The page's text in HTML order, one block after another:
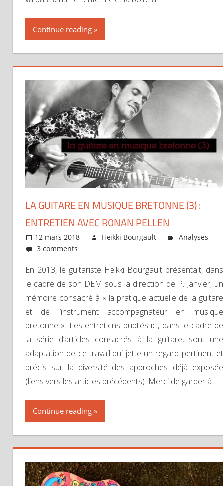
Continue reading
LA GUITARE EN MUSIQUE BRETONNE (3) :
ENTRETIEN AVEC RONAN PELLEN
12 mars 2018 Heikki Bourgault
Analyses
3 comments
En 2013, le guitariste Heikki Bourgault présentait, dans
le cadre de son DEM sous la direction de P. Janvier, un
mémoire consacré à « la pratique actuelle de la guitare
et de l’instrument accompagnateur en musique
bretonne ». Les entretiens publiés ici, dans le cadre de
la série d’articles consacrés à la guitare, sont une
adaptation de ce travail qui jette un regard pertinent et
précis sur la diversité des approches déjà exposée
(liens vers les articles précédents). Merci de garder à
Continue reading